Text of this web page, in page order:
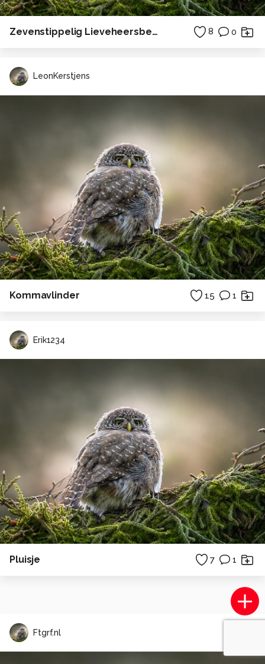
Zevenstippelig Lieveheersbeestje 8 0
LeonKerstjens
Kommavlinder 15 1
Erik1234
Pluisje 7 1
Ftgrf.nl